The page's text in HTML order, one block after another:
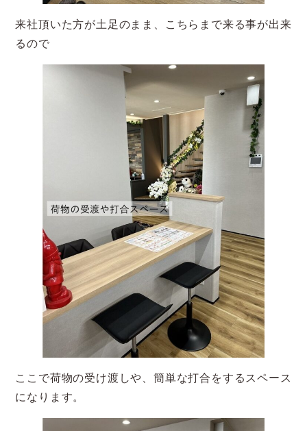
来社頂いた方が土足のまま、こちらまで来る事が出来
るので
ここで荷物の受け渡しや、簡単な打合をするスペース
になります。